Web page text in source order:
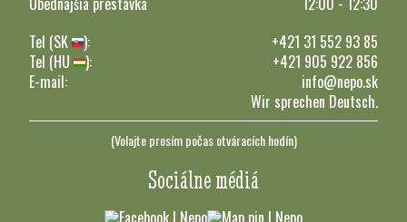
Tel (SK
):
+421 31 552 93 85
Tel (HU
):
+421 905 922 856
E-mail:
info@nepo.sk
Wir sprechen Deutsch.
(Volajte prosím počas otváracích hodín)
Sociálne médiá